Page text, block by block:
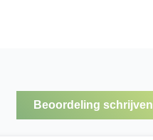
Beoordeling schrijven